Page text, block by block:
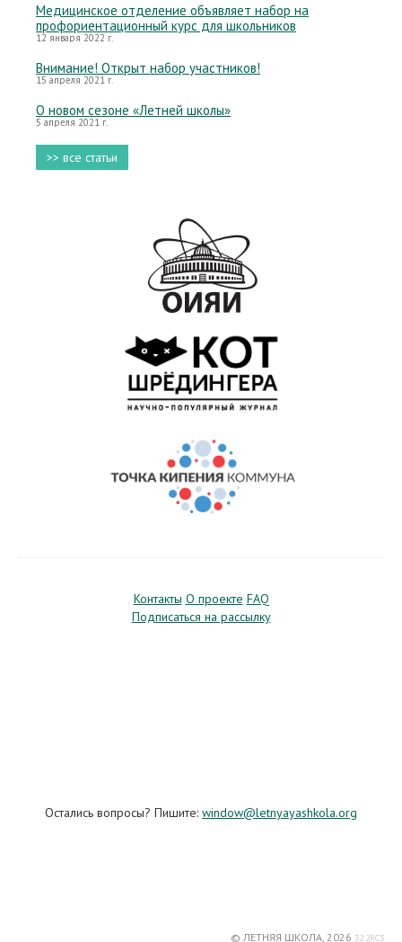
Медицинское отделение объявляет набор на
профориентационный курс для школьников
12 января 2022 г.
Внимание! Открыт набор участников!
15 апреля 2021 г.
О новом сезоне «Летней школы»
5 апреля 2021 г.
>> все статьи
Контакты О проекте FAQ
Подписаться на рассылку
Остались вопросы? Пишите: window@letnyayashkola.org
© ЛЕТНЯЯ ШКОЛА, 2026 32.2RC3